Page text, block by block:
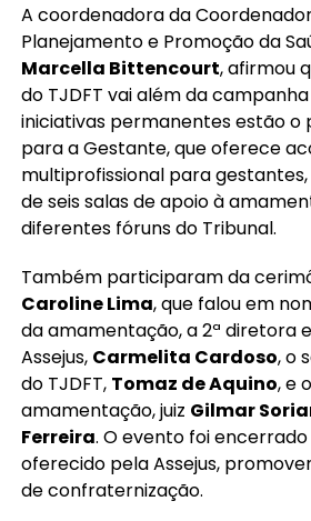
A coordenadora da
Planejamento e Promoção da
Marcella Bittencourt, afirmou
do TJDFT vai além da
iniciativas permanentes estão o
para a Gestante, que oferece
multiprofissional para
de seis salas de apoio à
diferentes fóruns do Tribunal.
Também participaram da
Caroline Lima, que falou em
da amamentação, a 2ª diretora
Assejus, Carmelita Cardoso, o
do TJDFT, Tomaz de Aquino, e
amamentação, juiz Gilmar
Ferreira. O evento foi
oferecido pela Assejus,
de confraternização.